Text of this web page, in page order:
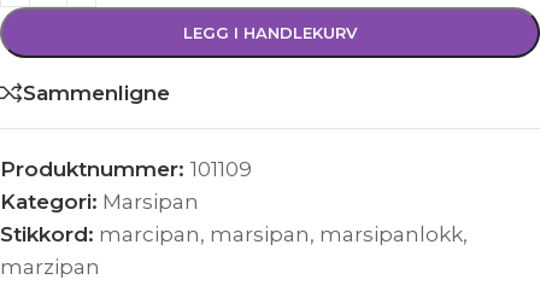
LEGG I HANDLEKURV
Sammenligne
Produktnummer: 101109
Kategori: Marsipan
Stikkord: marcipan, marsipan, marsipanlokk,
marzipan